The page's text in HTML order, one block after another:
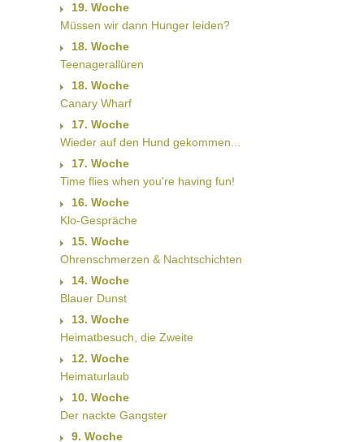
19. Woche
Müssen wir dann Hunger leiden?
18. Woche
Teenagerallüren
18. Woche
Canary Wharf
17. Woche
Wieder auf den Hund gekommen...
17. Woche
Time flies when you're having fun!
16. Woche
Klo-Gespräche
15. Woche
Ohrenschmerzen & Nachtschichten
14. Woche
Blauer Dunst
13. Woche
Heimatbesuch, die Zweite
12. Woche
Heimaturlaub
10. Woche
Der nackte Gangster
9. Woche